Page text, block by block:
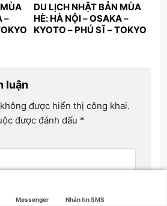
–
DU LỊCH NHẬT BẢN MÙA
HÈ: HÀ NỘI – OSAKA –
KYOTO – PHÚ SĨ – TOKYO
luận
được hiển thị công khai.
được đánh dấu *
Messenger Nhắn tin SMS